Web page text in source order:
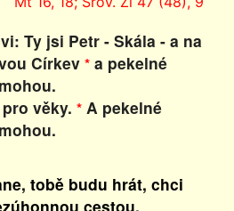
Ty jsi Petr - Skála - a na
Církev *a pekelné
věky. *A pekelné
tobě budu hrát, chci
cestou.